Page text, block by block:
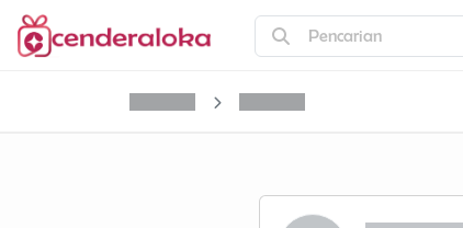
Pencarian